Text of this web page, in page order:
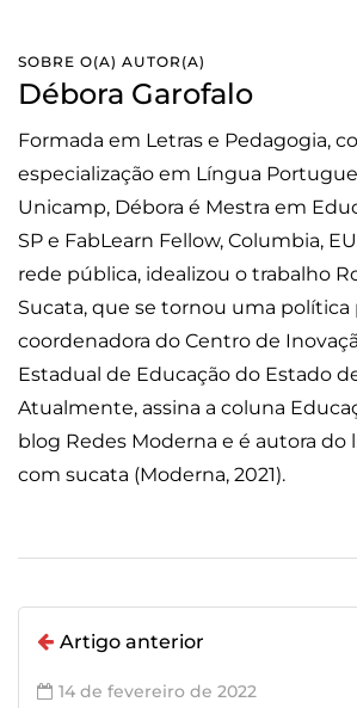
SOBRE O(A) AUTOR(A)
Débora Garofalo
Formada em Letras e Pedagogia,
especialização em Língua
Unicamp, Débora é Mestra em
SP e FabLearn Fellow, Columbia,
rede pública, idealizou o trabalho
Sucata, que se tornou uma política
coordenadora do Centro de
Estadual de Educação do Estado
Atualmente, assina a coluna
blog Redes Moderna e é autora do
com sucata (Moderna, 2021).
Artigo anterior
14 de fevereiro de 2022